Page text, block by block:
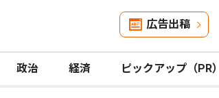
広告出稿
政治 経済 ピックアップ（PR）